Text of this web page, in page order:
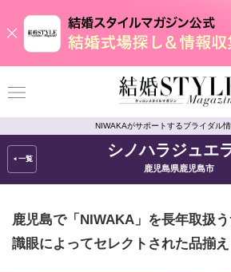
NIWAKAがサポートするブライダル
一覧 シノハラジュエ
鹿児島県鹿児島市
鹿児島で「NIWAKA」を長年取扱
識眼によってセレクトされた品揃え